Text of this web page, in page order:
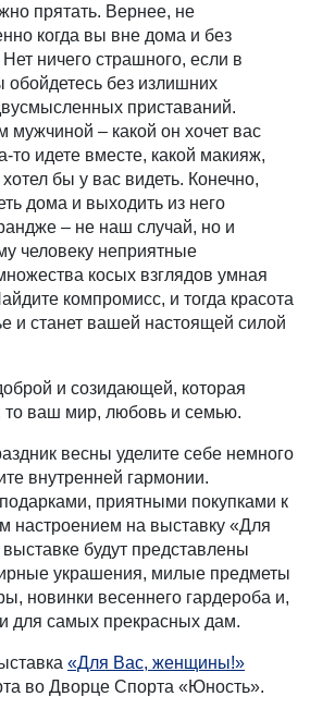
прятать. Вернее, не
когда вы вне дома и без
ничего страшного, если в
без излишних
приставаний.
мужчиной – какой он хочет вас
то идете вместе, какой макияж,
бы у вас видеть. Конечно,
дома и выходить из него
– не наш случай, но и
человеку неприятные
косых взглядов умная
компромисс, и тогда красота
и станет вашей настоящей силой
и созидающей, которая
то ваш мир, любовь и семью.
весны уделите себе немного
внутренней гармонии.
приятными покупками к
настроением на выставку «Для
будут представлены
украшения, милые предметы
новинки весеннего гардероба и,
для самых прекрасных дам.
«Для Вас, женщины!»
во Дворце Спорта «Юность».